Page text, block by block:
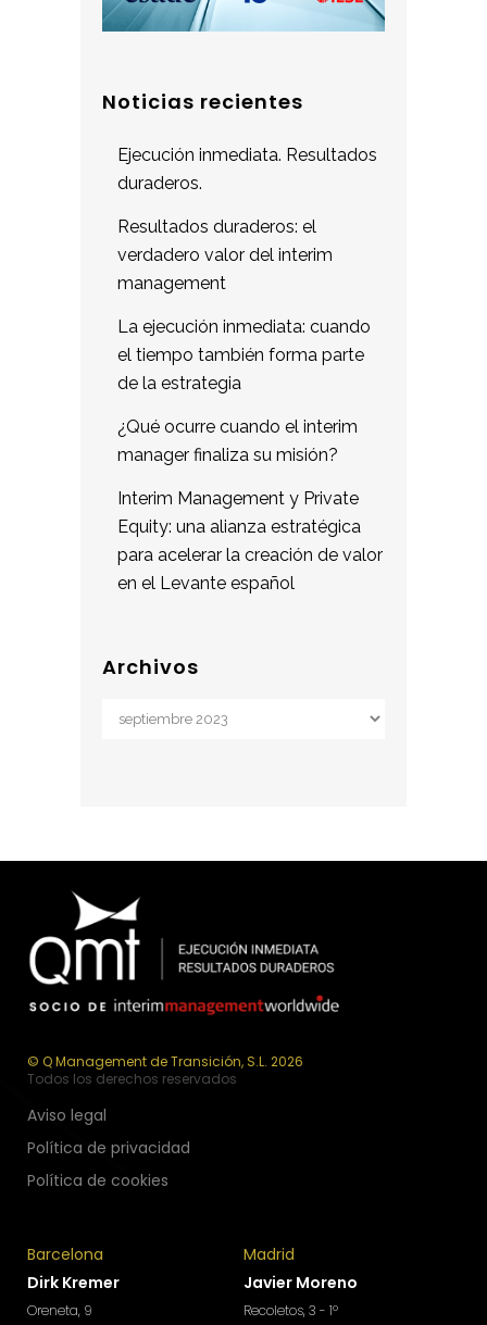
Noticias recientes
Ejecución inmediata. Resultados
duraderos.
Resultados duraderos: el
verdadero valor del interim
management
La ejecución inmediata: cuando
el tiempo también forma parte
de la estrategia
¿Qué ocurre cuando el interim
manager finaliza su misión?
Interim Management y Private
Equity: una alianza estratégica
para acelerar la creación de valor
en el Levante español
Archivos
Archivos
© Q Management de Transición, S.L. 2026
Todos los derechos reservados
Aviso legal
Política de privacidad
Política de cookies
Barcelona
Dirk Kremer
Oreneta, 9
Madrid
Javier Moreno
Recoletos, 3 - 1º